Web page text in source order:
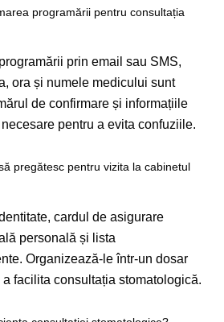
programării pentru consultația
prin email sau SMS,
ora și numele medicului sunt
de confirmare și informațiile
pentru a evita confuziile.
pregătesc pentru vizita la cabinetul
cardul de asigurare
personală și lista
Organizează-le într-un dosar
facilita consultația stomatologică.